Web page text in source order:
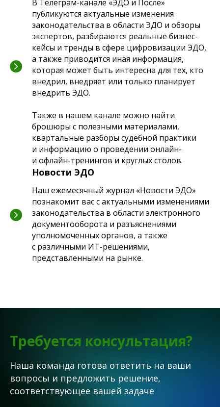
В Телеграм-канале «ЭДО и После»
публикуются актуальные изменения
законодательства в области ЭДО и обзоры
экспертов, разбираются реальные бизнес-
кейсы и тренды в сфере цифровизации ЭДО,
а также приводится иная информация,
которая может быть интересна для тех, кто
внедрил, внедряет или только планирует
внедрить ЭДО.
Также в нашем канале можно найти
брошюры с полезными материалами,
квартальные разборы судебной практики
и информацию о проведении онлайн-
и офлайн-тренингов и круглых столов.
Новости ЭДО
Наш ежемесячный журнал «Новости ЭДО»
познакомит вас с актуальными изменениями
законодательства в области электронного
документооборота и разъяснениями
уполномоченных органов, а также
с различными ИТ-решениями,
представленными на рынке.
Требуется консультация?
Наша команда готова ответить на ваши
вопросы и предложить решение,
соответствующее вашей задаче